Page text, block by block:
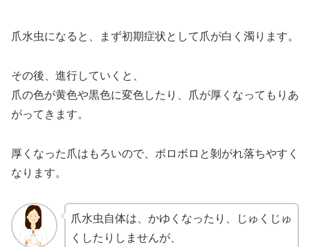
爪水虫になると、まず初期症状として爪が白く濁ります。
その後、進行していくと、
爪の色が黄色や黒色に変色したり、爪が厚くなってもりあ
がってきます。
厚くなった爪はもろいので、ボロボロと剝がれ落ちやすく
なります。
爪水虫自体は、かゆくなったり、じゅくじゅ
くしたりしませんが、